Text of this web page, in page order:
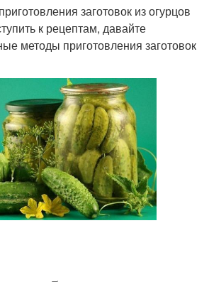
заготовок из огурцов
к рецептам, давайте
методы приготовления заготовок